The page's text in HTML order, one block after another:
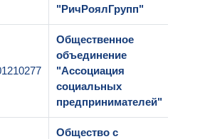
"РичРоялГрупп"
Общественное
объединение
"Ассоциация
социальных
предпринимателей"
Общество с